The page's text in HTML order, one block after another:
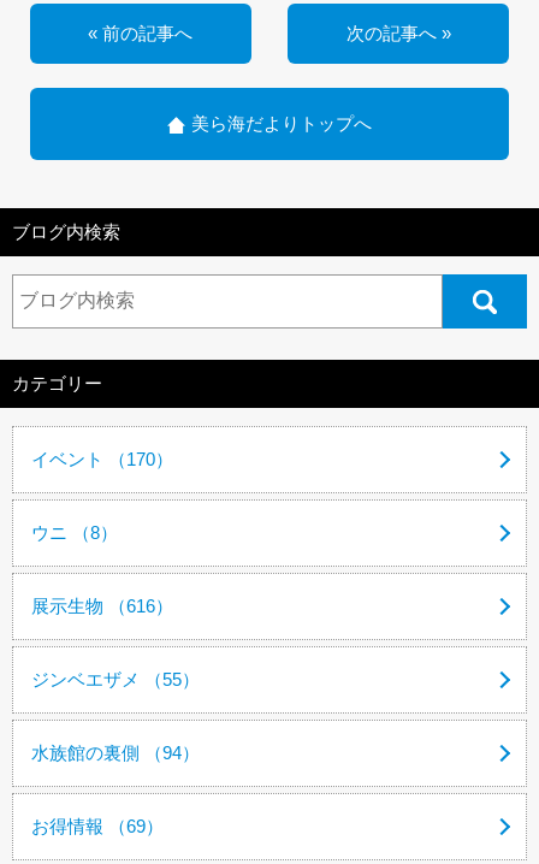
« 前の記事へ 次の記事へ »
美ら海だよりトップへ
ブログ内検索
カテゴリー
イベント （170）
ウニ （8）
展示生物 （616）
ジンベエザメ （55）
水族館の裏側 （94）
お得情報 （69）